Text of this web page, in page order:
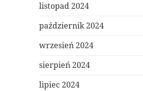
listopad 2024
październik 2024
wrzesień 2024
sierpień 2024
lipiec 2024